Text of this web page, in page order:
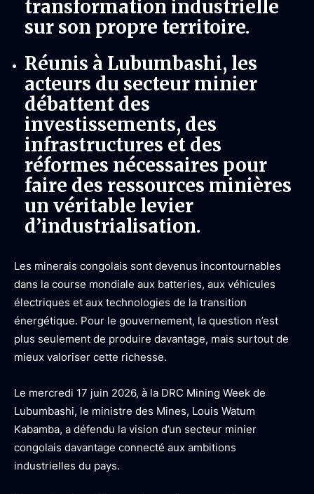
transformation industrielle
sur son propre territoire.
Réunis à Lubumbashi, les
acteurs du secteur minier
débattent des
investissements, des
infrastructures et des
réformes nécessaires pour
faire des ressources minières
un véritable levier
d’industrialisation.
Les minerais congolais sont devenus incontournables
dans la course mondiale aux batteries, aux véhicules
électriques et aux technologies de la transition
énergétique. Pour le gouvernement, la question n’est
plus seulement de produire davantage, mais surtout de
mieux valoriser cette richesse.
Le mercredi 17 juin 2026, à la DRC Mining Week de
Lubumbashi, le ministre des Mines, Louis Watum
Kabamba, a défendu la vision d’un secteur minier
congolais davantage connecté aux ambitions
industrielles du pays.